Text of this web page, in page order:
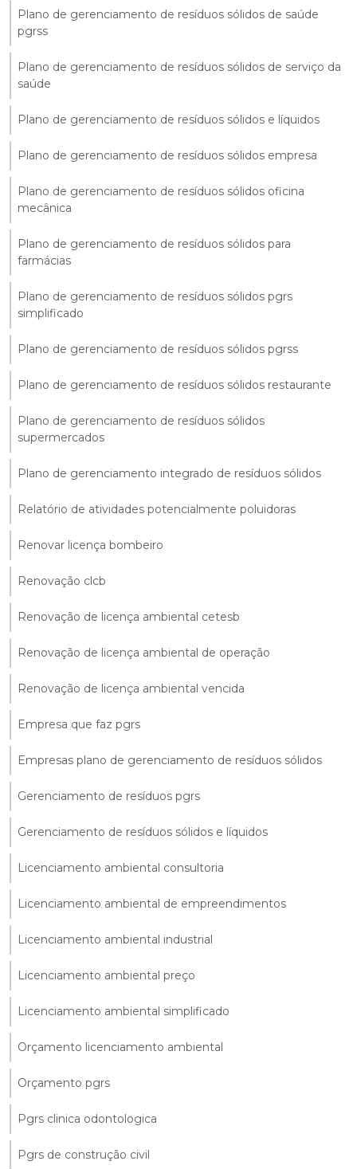
Plano de gerenciamento de resíduos sólidos de saúde
pgrss
Plano de gerenciamento de resíduos sólidos de serviço da
saúde
Plano de gerenciamento de resíduos sólidos e líquidos
Plano de gerenciamento de resíduos sólidos empresa
Plano de gerenciamento de resíduos sólidos oficina
mecânica
Plano de gerenciamento de resíduos sólidos para
farmácias
Plano de gerenciamento de resíduos sólidos pgrs
simplificado
Plano de gerenciamento de resíduos sólidos pgrss
Plano de gerenciamento de resíduos sólidos restaurante
Plano de gerenciamento de resíduos sólidos
supermercados
Plano de gerenciamento integrado de resíduos sólidos
Relatório de atividades potencialmente poluidoras
Renovar licença bombeiro
Renovação clcb
Renovação de licença ambiental cetesb
Renovação de licença ambiental de operação
Renovação de licença ambiental vencida
Empresa que faz pgrs
Empresas plano de gerenciamento de resíduos sólidos
Gerenciamento de resíduos pgrs
Gerenciamento de resíduos sólidos e líquidos
Licenciamento ambiental consultoria
Licenciamento ambiental de empreendimentos
Licenciamento ambiental industrial
Licenciamento ambiental preço
Licenciamento ambiental simplificado
Orçamento licenciamento ambiental
Orçamento pgrs
Pgrs clinica odontologica
Pgrs de construção civil